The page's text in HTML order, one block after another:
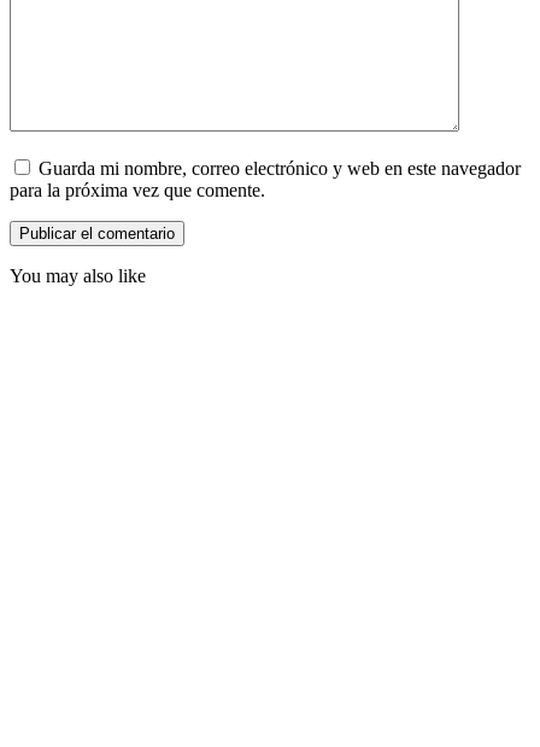
Guarda mi nombre, correo electrónico y web en este navegador
para la próxima vez que comente.
You may also like